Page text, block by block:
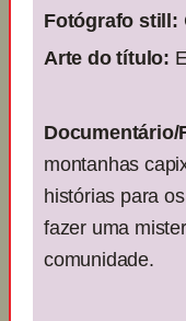
Fotógrafo still:
Arte do título:
Documentário/
montanhas
histórias para
fazer uma
comunidade.